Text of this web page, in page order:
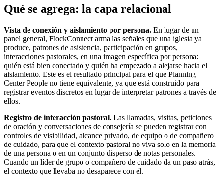
Qué se agrega: la capa relacional
Vista de conexión y aislamiento por persona. En lugar de un
panel general, FlockConnect arma las señales que una iglesia ya
produce, patrones de asistencia, participación en grupos,
interacciones pastorales, en una imagen específica por persona:
quién está bien conectado y quién ha empezado a alejarse hacia el
aislamiento. Este es el resultado principal para el que Planning
Center People no tiene equivalente, ya que está construido para
registrar eventos discretos en lugar de interpretar patrones a través de
ellos.
Registro de interacción pastoral. Las llamadas, visitas, peticiones
de oración y conversaciones de consejería se pueden registrar con
controles de visibilidad, alcance privado, de equipo o de compañero
de cuidado, para que el contexto pastoral no viva solo en la memoria
de una persona o en un conjunto disperso de notas personales.
Cuando un líder de grupo o compañero de cuidado da un paso atrás,
el contexto que llevaba no desaparece con él.